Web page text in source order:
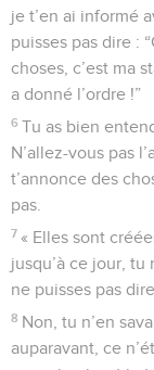
je t’en ai informé
puisses pas dire :
choses, c’est ma
a donné l’ordre !”
6 Tu as bien
N’allez-vous pas
t’annonce des
pas.
7 « Elles sont
jusqu’à ce jour, tu
ne puisses pas
8 Non, tu n’en
auparavant, ce